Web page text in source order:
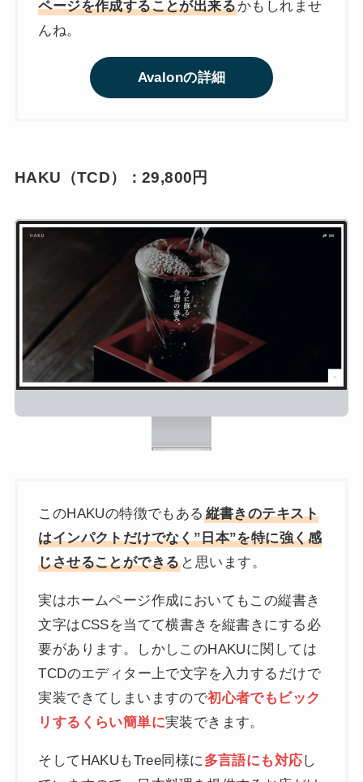
ページを作成することが出来るかもしれませ
んね。
Avalonの詳細
HAKU（TCD）：29,800円
このHAKUの特徴でもある 縦書きのテキスト
はインパクトだけでなく”日本”を特に強く感
じさせることができる と思います。
実はホームページ作成においてもこの縦書き
文字はCSSを当てて横書きを縦書きにする必
要があります。しかしこのHAKUに関しては
TCDのエディター上で文字を入力するだけで
実装できてしまいますので初心者でもビック
リするくらい簡単に実装できます。
そしてHAKUもTree同様に多言語にも対応し